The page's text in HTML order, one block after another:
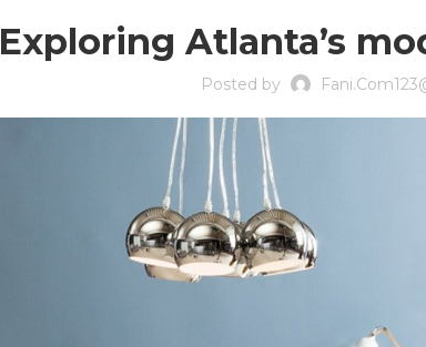
Exploring Atlanta’s
Posted by